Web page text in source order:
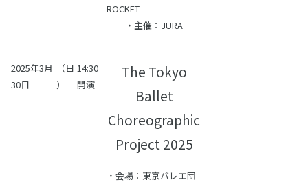
ROCKET
・主催：JURA
2025年3月
30日
（日
）
14:30
開演
The Tokyo
Ballet
Choreographic
Project 2025
・会場：東京バレエ団